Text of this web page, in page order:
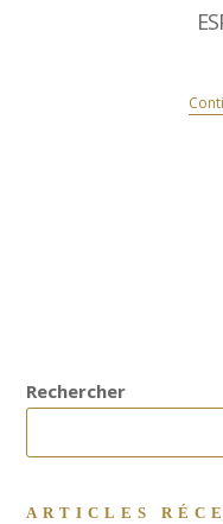
Rechercher
ARTICLES